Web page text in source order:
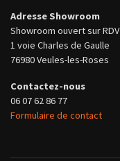
Adresse Showroom
Showroom ouvert sur RDV
1 voie Charles de Gaulle
76980 Veules-les-Roses
Contactez-nous
06 07 62 86 77
Formulaire de contact